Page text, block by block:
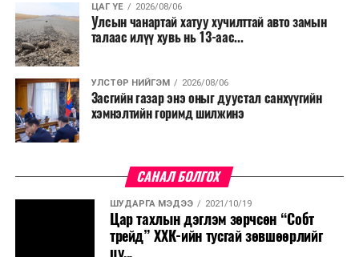
ЦАГ ҮЕ 2026/08/06
Улсын чанартай хатуу хучилттай авто замын
талаас илүү хувь нь 13-аас...
УЛСТӨР НИЙГЭМ 2026/08/06
Засгийн газар энэ оныг дуустал санхүүгийн
хэмнэлтийн горимд шилжинэ
САНАЛ БОЛГОХ
ШУДАРГА МЭДЭЭ 2021/10/19
Цар тахлын дэглэм зөрчсөн “Собт
трейд” ХХК-ийн тусгай зөвшөөрлийг
цу...